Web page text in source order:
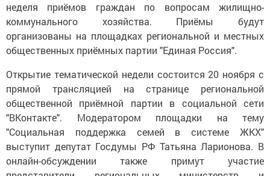
неделя приёмов граждан по вопросам жилищно-
коммунального хозяйства. Приёмы будут
организованы на площадках региональной и местных
общественных приёмных партии "Единая Россия".
Открытие тематической недели состоится 20 ноября с
прямой трансляцией на странице региональной
общественной приёмной партии в социальной сети
"ВКонтакте". Модератором площадки на тему
"Социальная поддержка семей в системе ЖКХ"
выступит депутат Госдумы РФ Татьяна Ларионова. В
онлайн-обсуждении также примут участие